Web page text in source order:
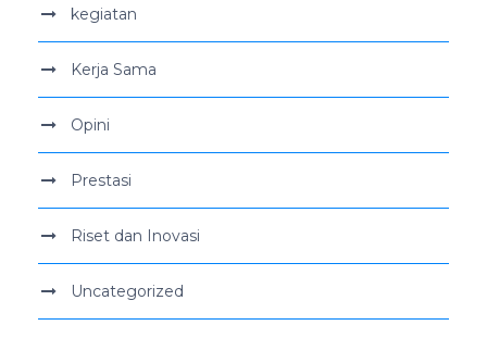
kegiatan
Kerja Sama
Opini
Prestasi
Riset dan Inovasi
Uncategorized